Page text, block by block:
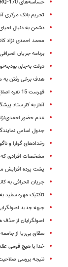
حساسه‌های RQ-170 دلیل روشن تجاوز آمریکا به حریم هوایی ایران است
تحریم بانک مرکزی
دشمن به دنبال احیای فتنه 88 در
محمد احمدی نژاد
برنامه جریان
دولت به‌جای
هدف برخی رفتن به
فهرست 15 نفره اصلاح‌طلبان در تهران؛ ثبت‌نام 100 چهره شاخص اصلاح‌طلب
آغاز به کار ستاد
عدم حضور
جدول اسامی
رخدادهای گوارا و
مشخصات افرادی که
پشت پرده افزایش
جریان انحرافی به
تاکتیک مهره سفید
جبهه جدید
اصولگرایان از
سقای بی‌ریا از
خدا با هیچ قومی
نتیجه بررسی صلاحیت‌ها 20 دی ماه